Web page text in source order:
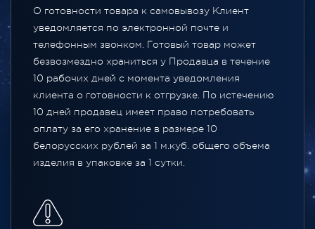
О готовности товара к самовывозу Клиент
уведомляется по электронной почте и
телефонным звонком. Готовый товар может
безвозмездно храниться у Продавца в течение
10 рабочих дней с момента уведомления
клиента о готовности к отгрузке. По истечению
10 дней продавец имеет право потребовать
оплату за его хранение в размере 10
белорусских рублей за 1 м.куб. общего объема
изделия в упаковке за 1 сутки.